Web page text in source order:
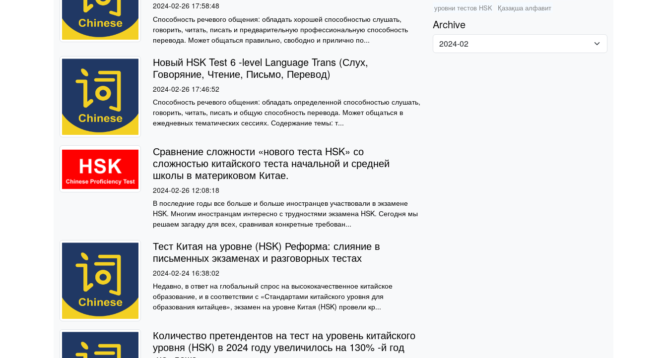
2024-02-26 17:58:48
Способность речевого общения: обладать хорошей способностью слушать,
говорить, читать, писать и предварительную профессиональную способность
перевода. Может общаться правильно, свободно и прилично по...
Новый HSK Test 6 -level Language Trans (Слух,
Говоряние, Чтение, Письмо, Перевод)
2024-02-26 17:46:52
Способность речевого общения: обладать определенной способностью слушать,
говорить, читать, писать и общую способность перевода. Может общаться в
ежедневных тематических сессиях. Содержание темы: т...
Сравнение сложности «нового теста HSK» со
сложностью китайского теста начальной и средней
школы в материковом Китае.
2024-02-26 12:08:18
В последние годы все больше и больше иностранцев участвовали в экзамене
HSK. Многим иностранцам интересно с трудностями экзамена HSK. Сегодня мы
решаем загадку для всех, сравнивая конкретные требован...
Тест Китая на уровне (HSK) Реформа: слияние в
письменных экзаменах и разговорных тестах
2024-02-24 16:38:02
Недавно, в ответ на глобальный спрос на высококачественное китайское
образование, и в соответствии с «Стандартами китайского уровня для
образования китайцев», экзамен на уровне Китая (HSK) провели кр...
Количество претендентов на тест на уровень китайского
уровня (HSK) в 2024 году увеличилось на 130% -й год
уровни тестов HSK
Қазақша алфавит
Archive